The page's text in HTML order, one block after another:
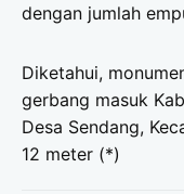
dengan jumlah
Diketahui,
gerbang masuk
Desa Sendang,
12 meter (*)